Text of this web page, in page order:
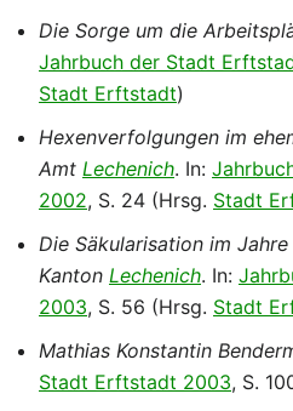
Die Sorge um die
Jahrbuch der Stadt
Stadt Erftstadt)
Hexenverfolgungen im
Amt Lechenich. In:
2002, S. 24 (Hrsg. Stadt
Die Säkularisation im
Kanton Lechenich. In:
2003, S. 56 (Hrsg. Stadt
Mathias Konstantin
Stadt Erftstadt 2003, S.